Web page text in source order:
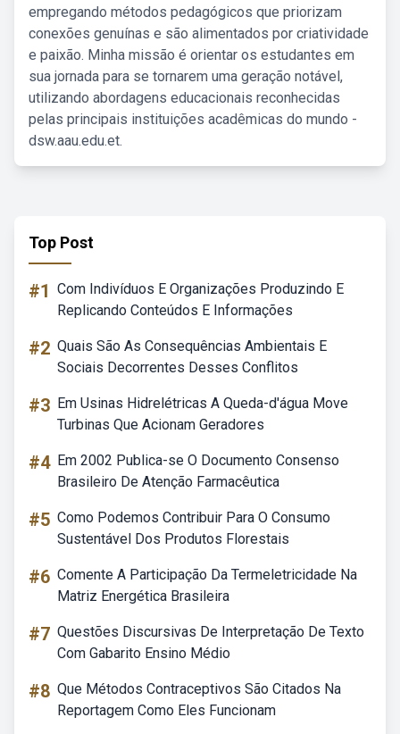
empregando métodos pedagógicos que priorizam
conexões genuínas e são alimentados por criatividade
e paixão. Minha missão é orientar os estudantes em
sua jornada para se tornarem uma geração notável,
utilizando abordagens educacionais reconhecidas
pelas principais instituições acadêmicas do mundo -
dsw.aau.edu.et.
Top Post
#1 Com Indivíduos E Organizações Produzindo E
Replicando Conteúdos E Informações
#2 Quais São As Consequências Ambientais E
Sociais Decorrentes Desses Conflitos
#3 Em Usinas Hidrelétricas A Queda-d'água Move
Turbinas Que Acionam Geradores
#4 Em 2002 Publica-se O Documento Consenso
Brasileiro De Atenção Farmacêutica
#5 Como Podemos Contribuir Para O Consumo
Sustentável Dos Produtos Florestais
#6 Comente A Participação Da Termeletricidade Na
Matriz Energética Brasileira
#7 Questões Discursivas De Interpretação De Texto
Com Gabarito Ensino Médio
#8 Que Métodos Contraceptivos São Citados Na
Reportagem Como Eles Funcionam